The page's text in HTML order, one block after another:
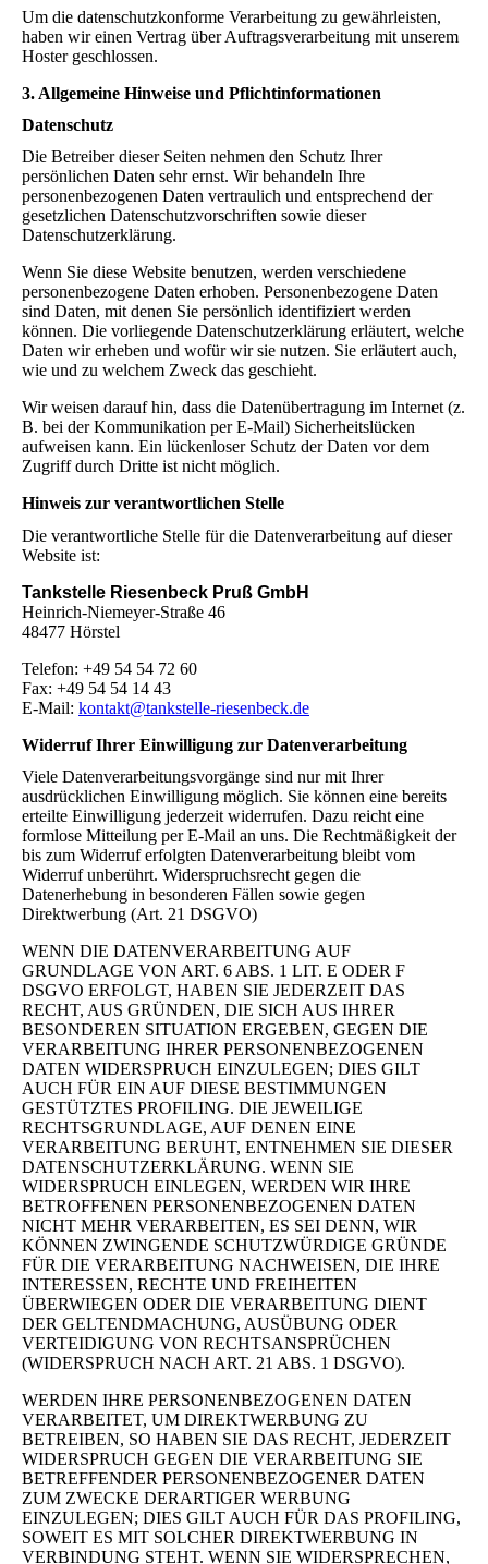
Um die datenschutzkonforme Verarbeitung zu gewährleisten,
haben wir einen Vertrag über Auftragsverarbeitung mit unserem
Hoster geschlossen.
3. Allgemeine Hinweise und Pflichtinformationen
Datenschutz
Die Betreiber dieser Seiten nehmen den Schutz Ihrer
persönlichen Daten sehr ernst. Wir behandeln Ihre
personenbezogenen Daten vertraulich und entsprechend der
gesetzlichen Datenschutzvorschriften sowie dieser
Datenschutzerklärung.
Wenn Sie diese Website benutzen, werden verschiedene
personenbezogene Daten erhoben. Personenbezogene Daten
sind Daten, mit denen Sie persönlich identifiziert werden
können. Die vorliegende Datenschutzerklärung erläutert, welche
Daten wir erheben und wofür wir sie nutzen. Sie erläutert auch,
wie und zu welchem Zweck das geschieht.
Wir weisen darauf hin, dass die Datenübertragung im Internet (z.
B. bei der Kommunikation per E-Mail) Sicherheitslücken
aufweisen kann. Ein lückenloser Schutz der Daten vor dem
Zugriff durch Dritte ist nicht möglich.
Hinweis zur verantwortlichen Stelle
Die verantwortliche Stelle für die Datenverarbeitung auf dieser
Website ist:
Tankstelle Riesenbeck Pruß GmbH
Heinrich-Niemeyer-Straße 46
48477 Hörstel
Telefon: +49 54 54 72 60
Fax: +49 54 54 14 43
E-Mail: kontakt@tankstelle-riesenbeck.de
Widerruf Ihrer Einwilligung zur Datenverarbeitung
Viele Datenverarbeitungsvorgänge sind nur mit Ihrer
ausdrücklichen Einwilligung möglich. Sie können eine bereits
erteilte Einwilligung jederzeit widerrufen. Dazu reicht eine
formlose Mitteilung per E-Mail an uns. Die Rechtmäßigkeit der
bis zum Widerruf erfolgten Datenverarbeitung bleibt vom
Widerruf unberührt. Widerspruchsrecht gegen die
Datenerhebung in besonderen Fällen sowie gegen
Direktwerbung (Art. 21 DSGVO)
WENN DIE DATENVERARBEITUNG AUF
GRUNDLAGE VON ART. 6 ABS. 1 LIT. E ODER F
DSGVO ERFOLGT, HABEN SIE JEDERZEIT DAS
RECHT, AUS GRÜNDEN, DIE SICH AUS IHRER
BESONDEREN SITUATION ERGEBEN, GEGEN DIE
VERARBEITUNG IHRER PERSONENBEZOGENEN
DATEN WIDERSPRUCH EINZULEGEN; DIES GILT
AUCH FÜR EIN AUF DIESE BESTIMMUNGEN
GESTÜTZTES PROFILING. DIE JEWEILIGE
RECHTSGRUNDLAGE, AUF DENEN EINE
VERARBEITUNG BERUHT, ENTNEHMEN SIE DIESER
DATENSCHUTZERKLÄRUNG. WENN SIE
WIDERSPRUCH EINLEGEN, WERDEN WIR IHRE
BETROFFENEN PERSONENBEZOGENEN DATEN
NICHT MEHR VERARBEITEN, ES SEI DENN, WIR
KÖNNEN ZWINGENDE SCHUTZWÜRDIGE GRÜNDE
FÜR DIE VERARBEITUNG NACHWEISEN, DIE IHRE
INTERESSEN, RECHTE UND FREIHEITEN
ÜBERWIEGEN ODER DIE VERARBEITUNG DIENT
DER GELTENDMACHUNG, AUSÜBUNG ODER
VERTEIDIGUNG VON RECHTSANSPRÜCHEN
(WIDERSPRUCH NACH ART. 21 ABS. 1 DSGVO).
WERDEN IHRE PERSONENBEZOGENEN DATEN
VERARBEITET, UM DIREKTWERBUNG ZU
BETREIBEN, SO HABEN SIE DAS RECHT, JEDERZEIT
WIDERSPRUCH GEGEN DIE VERARBEITUNG SIE
BETREFFENDER PERSONENBEZOGENER DATEN
ZUM ZWECKE DERARTIGER WERBUNG
EINZULEGEN; DIES GILT AUCH FÜR DAS PROFILING,
SOWEIT ES MIT SOLCHER DIREKTWERBUNG IN
VERBINDUNG STEHT. WENN SIE WIDERSPRECHEN,